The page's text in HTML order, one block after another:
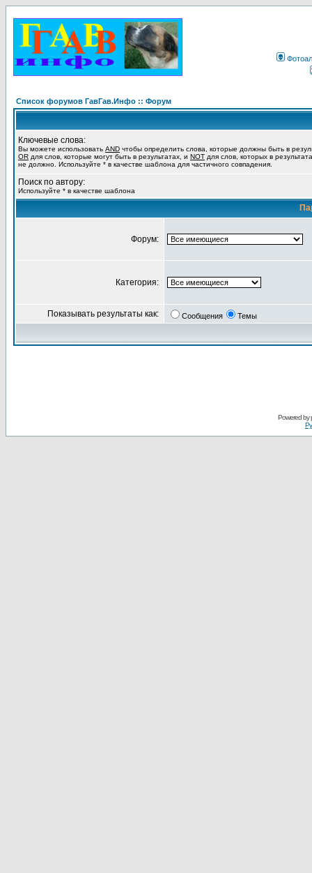
Список форумов ГавГав.Инфо :: Форум
Ключевые слова:
Вы можете использовать AND чтобы определить слова, которые должны быть в
OR для слов, которые могут быть в результатах, и NOT для слов, которых в
не должно. Используйте * в качестве шаблона для частичного совпадения.
Поиск по автору:
Используйте * в качестве шаблона
Форум:
Категория:
Показывать результаты как: Сообщения Темы
Powered by